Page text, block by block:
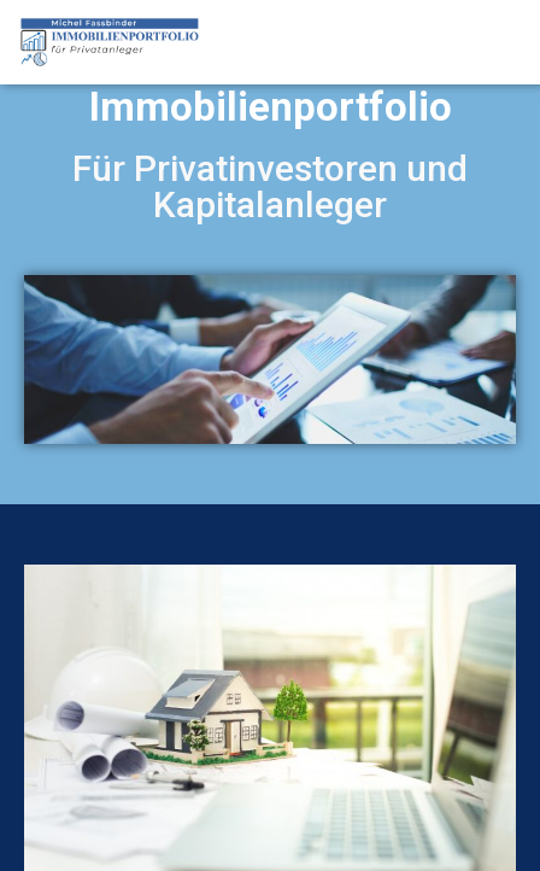
wichtigsten Kennzahlen zum Thema Immobilieninvestment.
Immobilienportfolio
Für Privatinvestoren und
Kapitalanleger